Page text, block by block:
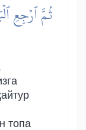
ثُمَّ ٱرۡجِعِ
топа